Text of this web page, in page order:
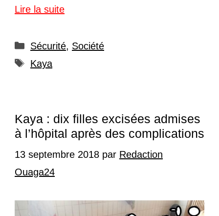
Lire la suite
Catégories
Sécurité, Société
Étiquettes
Kaya
Kaya : dix filles excisées admises
à l’hôpital après des complications
13 septembre 2018 par Redaction
Ouaga24